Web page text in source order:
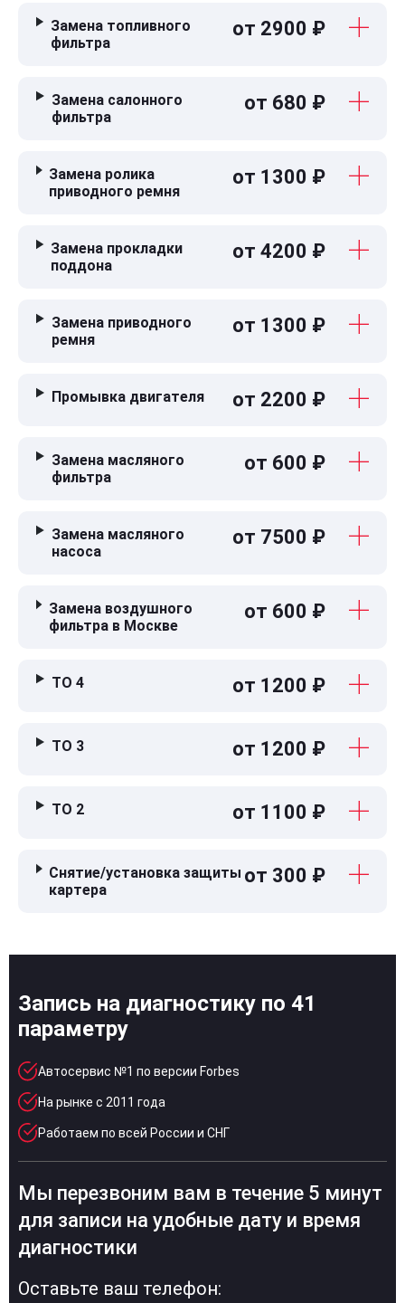
Замена топливного
фильтра
от 2900 ₽
Замена салонного
фильтра
от 680 ₽
Замена ролика
приводного ремня
от 1300 ₽
Замена прокладки
поддона
от 4200 ₽
Замена приводного
ремня
от 1300 ₽
Промывка двигателя от 2200 ₽
Замена масляного
фильтра
от 600 ₽
Замена масляного
насоса
от 7500 ₽
Замена воздушного
фильтра в Москве
от 600 ₽
ТО 4 от 1200 ₽
ТО 3 от 1200 ₽
ТО 2 от 1100 ₽
Снятие/установка защиты
картера
от 300 ₽
Запись на диагностику по 41
параметру
Автосервис №1 по версии Forbes
На рынке с 2011 года
Работаем по всей России и СНГ
Мы перезвоним вам в течение 5 минут
для записи на удобные дату и время
диагностики
Оставьте ваш телефон: